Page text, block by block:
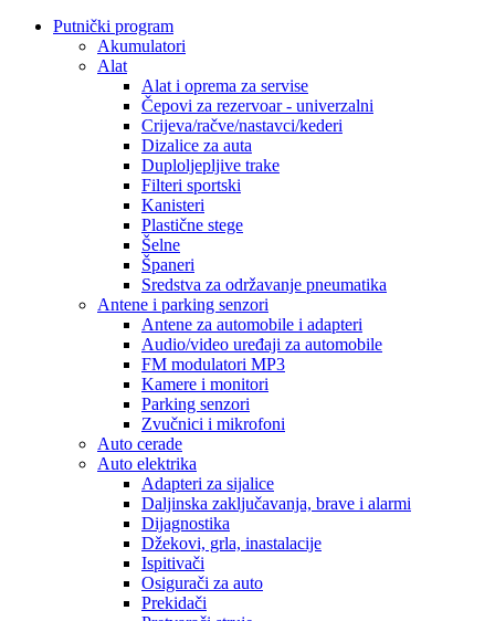
Putnički program
Akumulatori
Alat
Alat i oprema za servise
Čepovi za rezervoar - univerzalni
Crijeva/račve/nastavci/kederi
Dizalice za auta
Duploljepljive trake
Filteri sportski
Kanisteri
Plastične stege
Šelne
Španeri
Sredstva za održavanje pneumatika
Antene i parking senzori
Antene za automobile i adapteri
Audio/video uređaji za automobile
FM modulatori MP3
Kamere i monitori
Parking senzori
Zvučnici i mikrofoni
Auto cerade
Auto elektrika
Adapteri za sijalice
Daljinska zaključavanja, brave i alarmi
Dijagnostika
Džekovi, grla, inastalacije
Ispitivači
Osigurači za auto
Prekidači